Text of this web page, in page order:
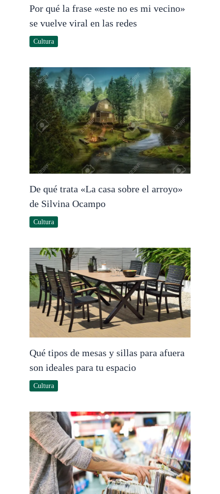
Por qué la frase «este no es mi vecino»
se vuelve viral en las redes
Cultura
De qué trata «La casa sobre el arroyo»
de Silvina Ocampo
Cultura
Qué tipos de mesas y sillas para afuera
son ideales para tu espacio
Cultura